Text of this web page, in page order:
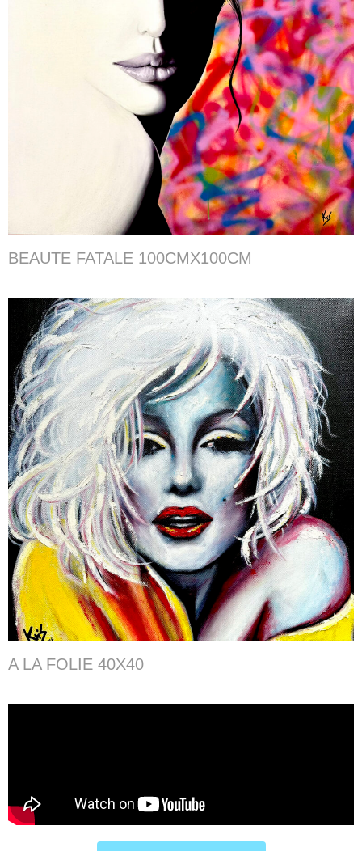
BEAUTE FATALE 100CMX100CM
A LA FOLIE 40X40